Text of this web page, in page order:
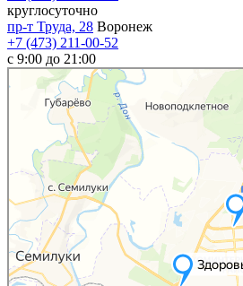
круглосуточно
пр-т Труда, 28 Воронеж
+7 (473) 211-00-52
c 9:00 до 21:00